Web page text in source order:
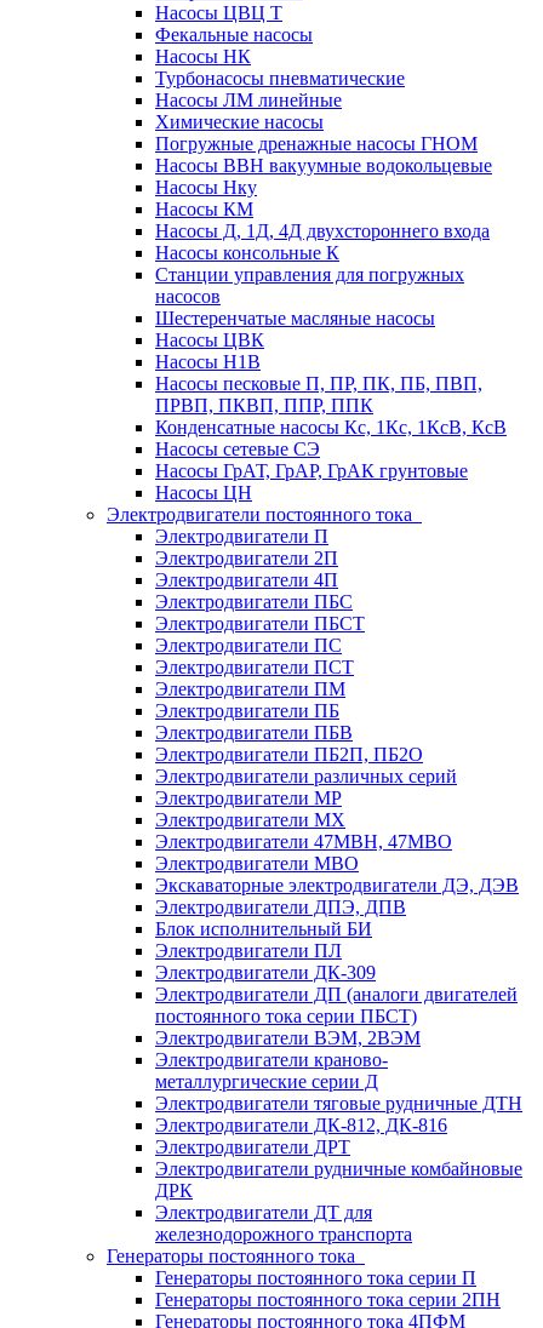
Насосы ЦВЦ Т
Фекальные насосы
Насосы НК
Турбонасосы пневматические
Насосы ЛМ линейные
Химические насосы
Погружные дренажные насосы ГНОМ
Насосы ВВН вакуумные водокольцевые
Насосы Нку
Насосы КМ
Насосы Д, 1Д, 4Д двухстороннего входа
Насосы консольные К
Станции управления для погружных
насосов
Шестеренчатые масляные насосы
Насосы ЦВК
Насосы Н1В
Насосы песковые П, ПР, ПК, ПБ, ПВП,
ПРВП, ПКВП, ППР, ППК
Конденсатные насосы Кс, 1Кс, 1КсВ, КсВ
Насосы сетевые СЭ
Насосы ГрАТ, ГрАР, ГрАК грунтовые
Насосы ЦН
Электродвигатели постоянного тока
Электродвигатели П
Электродвигатели 2П
Электродвигатели 4П
Электродвигатели ПБС
Электродвигатели ПБСТ
Электродвигатели ПС
Электродвигатели ПСТ
Электродвигатели ПМ
Электродвигатели ПБ
Электродвигатели ПБВ
Электродвигатели ПБ2П, ПБ2О
Электродвигатели различных серий
Электродвигатели МР
Электродвигатели MX
Электродвигатели 47MBH, 47МВО
Электродвигатели MBO
Экскаваторные электродвигатели ДЭ, ДЭВ
Электродвигатели ДПЭ, ДПВ
Блок исполнительный БИ
Электродвигатели ПЛ
Электродвигатели ДК-309
Электродвигатели ДП (аналоги двигателей
постоянного тока серии ПБСТ)
Электродвигатели ВЭМ, 2ВЭМ
Электродвигатели краново-
металлургические серии Д
Электродвигатели тяговые рудничные ДТН
Электродвигатели ДК-812, ДК-816
Электродвигатели ДРТ
Электродвигатели рудничные комбайновые
ДРК
Электродвигатели ДТ для
железнодорожного транспорта
Генераторы постоянного тока
Генераторы постоянного тока серии П
Генераторы постоянного тока серии 2ПН
Генераторы постоянного тока 4ПФМ